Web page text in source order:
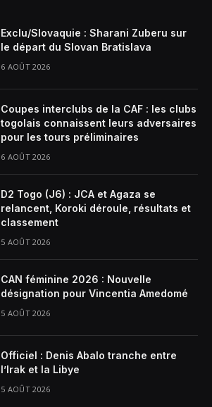
Exclu/Slovaquie : Sharani Zuberu sur
le départ du Slovan Bratislava
6 AOÛT 2026
Coupes interclubs de la CAF : les clubs
togolais connaissent leurs adversaires
pour les tours préliminaires
6 AOÛT 2026
D2 Togo (J6) : JCA et Agaza se
relancent, Koroki déroule, résultats et
classement
5 AOÛT 2026
CAN féminine 2026 : Nouvelle
désignation pour Vincentia Amedomé
5 AOÛT 2026
Officiel : Denis Abalo tranche entre
l’Irak et la Libye
5 AOÛT 2026